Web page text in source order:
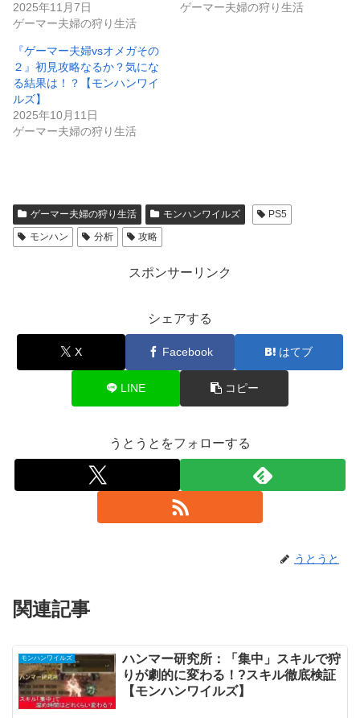
2025年11月7日
ゲーマー夫婦の狩り生活
ゲーマー夫婦の狩り生活
『ゲーマー夫婦vsオメガその
２』初見攻略なるか？気にな
る結果は！？【モンハンワイ
ルズ】
2025年10月11日
ゲーマー夫婦の狩り生活
ゲーマー夫婦の狩り生活 モンハンワイルズ
PS5
モンハン
分析 攻略
スポンサーリンク
シェアする
X Facebook はてブ
LINE コピー
うとうとをフォローする
うとうと
関連記事
モンハンワイルズ
ハンマー研究所：「集中」スキルで狩
りが劇的に変わる！?スキル徹底検証
【モンハンワイルズ】